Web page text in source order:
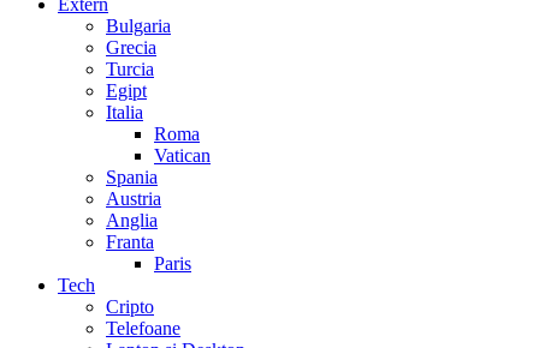
Bulgaria
Grecia
Turcia
Egipt
Italia
Roma
Vatican
Spania
Austria
Anglia
Franta
Paris
Tech
Cripto
Telefoane